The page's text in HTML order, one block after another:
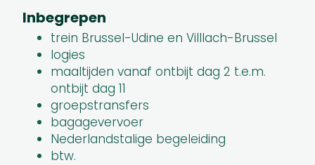
Inbegrepen
trein Brussel-Udine en Villlach-Brussel
logies
maaltijden vanaf ontbijt dag 2 t.e.m.
ontbijt dag 11
groepstransfers
bagagevervoer
Nederlandstalige begeleiding
btw.